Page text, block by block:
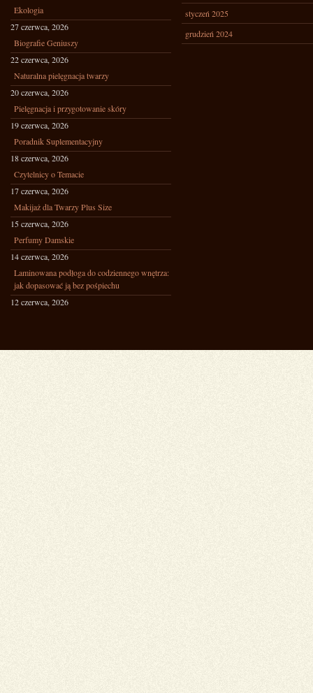
Ekologia
27 czerwca, 2026
Biografie Geniuszy
22 czerwca, 2026
Naturalna pielęgnacja twarzy
20 czerwca, 2026
Pielęgnacja i przygotowanie skóry
19 czerwca, 2026
Poradnik Suplementacyjny
18 czerwca, 2026
Czytelnicy o Temacie
17 czerwca, 2026
Makijaż dla Twarzy Plus Size
15 czerwca, 2026
Perfumy Damskie
14 czerwca, 2026
Laminowana podłoga do codziennego wnętrza:
jak dopasować ją bez pośpiechu
12 czerwca, 2026
styczeń 2025
grudzień 2024